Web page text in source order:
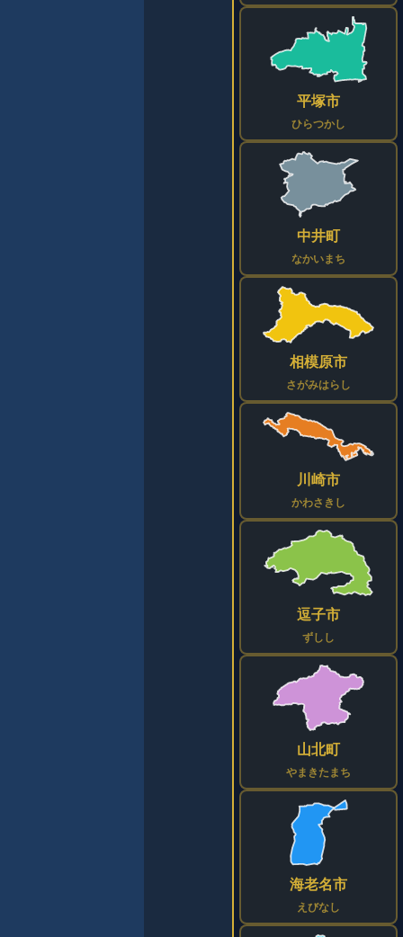
平塚市
ひらつかし
中井町
なかいまち
相模原市
さがみはらし
川崎市
かわさきし
逗子市
ずしし
山北町
やまきたまち
海老名市
えびなし